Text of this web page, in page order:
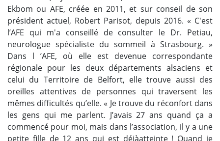
Ekbom ou AFE, créée en 2011, et sur conseil de son
président actuel, Robert Parisot, depuis 2016. « C'est
l’AFE qui m'a conseillé de consulter le Dr. Petiau,
neurologue spécialiste du sommeil à Strasbourg. »
Dans l ’AFE, où elle est devenue correspondante
régionale pour les deux départements alsaciens et
celui du Territoire de Belfort, elle trouve aussi des
oreilles attentives de personnes qui traversent les
mêmes difficultés qu’elle. « Je trouve du réconfort dans
les gens qui me parlent. J’avais 27 ans quand ça a
commencé pour moi, mais dans l’association, il y a une
petite fille de 12 ans qui est déjàatteinte ! Quand je